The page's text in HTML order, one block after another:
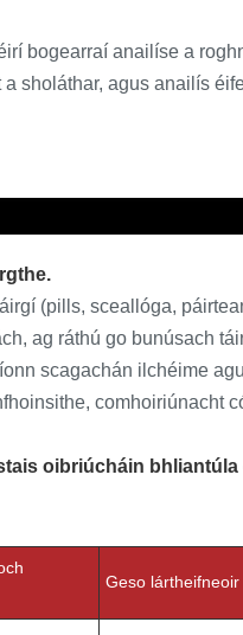
bogearraí anailíse a
sholáthar, agus anailís
(pills, sceallóga,
ag ráthú go bunúsach
scagachán ilchéime
comhoiriúnacht
oibriúcháin
Geso